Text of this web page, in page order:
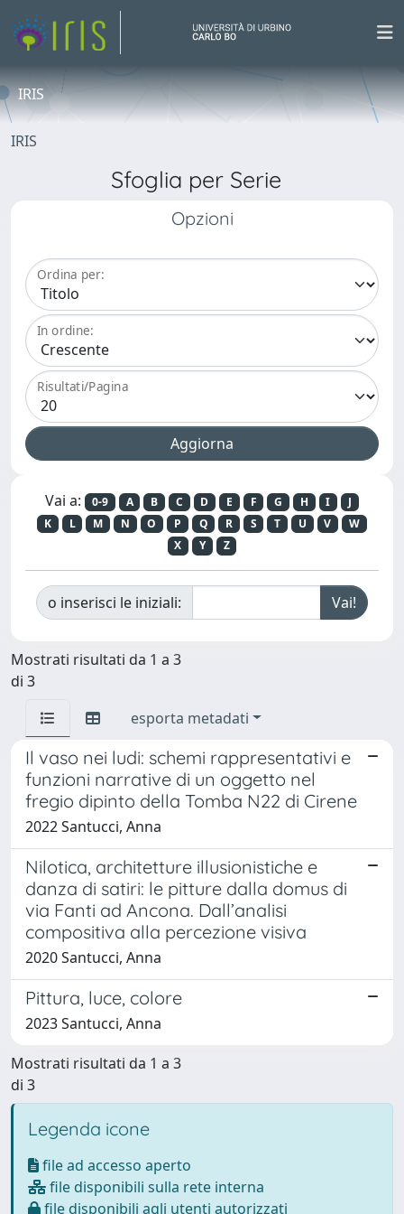
IRIS
IRIS
Sfoglia per Serie
Opzioni
Ordina per:
In ordine:
Risultati/Pagina
Vai a: 0-9 A B C D E F G H I
J
K
L M N O P Q R S T U V
W
X
Y Z
o inserisci le iniziali:
Mostrati risultati da 1 a 3
di 3
esporta metadati
Il vaso nei ludi: schemi rappresentativi e
funzioni narrative di un oggetto nel
fregio dipinto della Tomba N22 di Cirene
2022 Santucci, Anna
Nilotica, architetture illusionistiche e
danza di satiri: le pitture dalla domus di
via Fanti ad Ancona. Dall’analisi
compositiva alla percezione visiva
2020 Santucci, Anna
Pittura, luce, colore
2023 Santucci, Anna
Mostrati risultati da 1 a 3
di 3
Legenda icone
file ad accesso aperto
file disponibili sulla rete interna
file disponibili agli utenti autorizzati